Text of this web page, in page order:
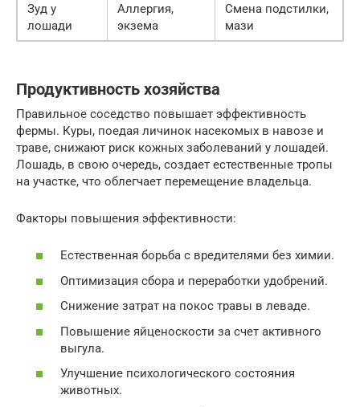
Зуд у
лошади
Аллергия,
экзема
Смена подстилки,
мази
Продуктивность хозяйства
Правильное соседство повышает эффективность
фермы. Куры, поедая личинок насекомых в навозе и
траве, снижают риск кожных заболеваний у лошадей.
Лошадь, в свою очередь, создает естественные тропы
на участке, что облегчает перемещение владельца.
Факторы повышения эффективности:
Естественная борьба с вредителями без химии.
Оптимизация сбора и переработки удобрений.
Снижение затрат на покос травы в леваде.
Повышение яйценоскости за счет активного
выгула.
Улучшение психологического состояния
животных.